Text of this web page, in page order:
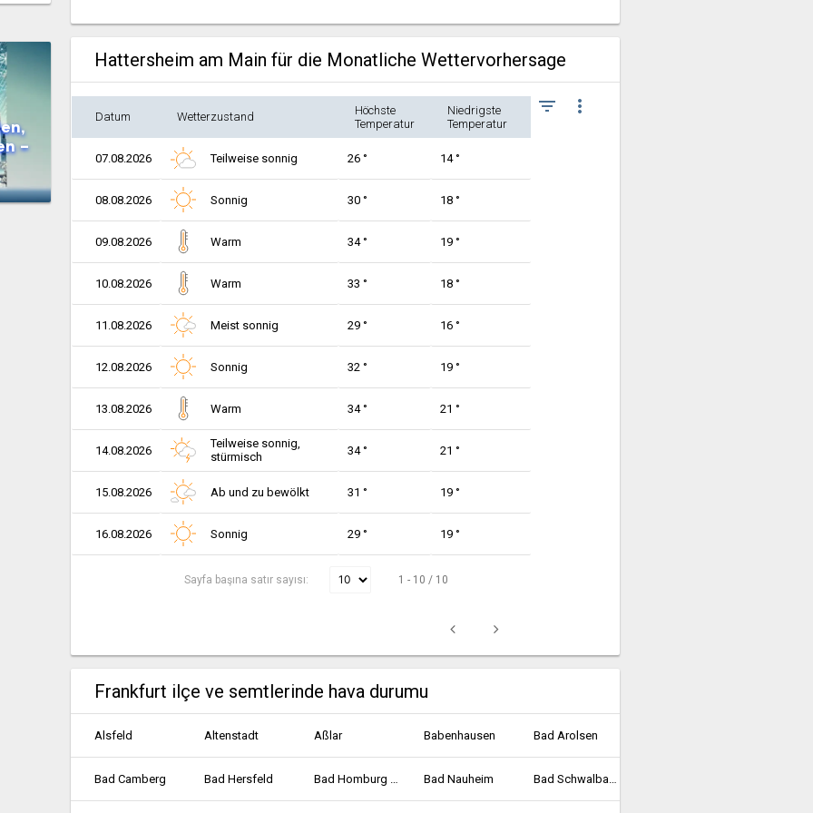
–
Hattersheim am Main für die Monatliche Wettervorhersage
filter_list more_vert
Datum Wetterzustand
Höchste
Temperatur
Niedrigste
Temperatur
07.08.2026 Teilweise sonnig 26 ° 14 °
08.08.2026 Sonnig 30 ° 18 °
09.08.2026 Warm 34 ° 19 °
10.08.2026 Warm 33 ° 18 °
11.08.2026 Meist sonnig 29 ° 16 °
12.08.2026 Sonnig 32 ° 19 °
13.08.2026 Warm 34 ° 21 °
14.08.2026
Teilweise sonnig,
stürmisch
34 ° 21 °
15.08.2026 Ab und zu bewölkt 31 ° 19 °
16.08.2026 Sonnig 29 ° 19 °
Sayfa başına satır sayısı: 1 - 10 / 10
Frankfurt ilçe ve semtlerinde hava durumu
Alsfeld Altenstadt Aßlar Babenhausen Bad Arolsen
Bad Camberg Bad Hersfeld Bad Homburg vor der Höhe Bad Nauheim Bad Schwalbach